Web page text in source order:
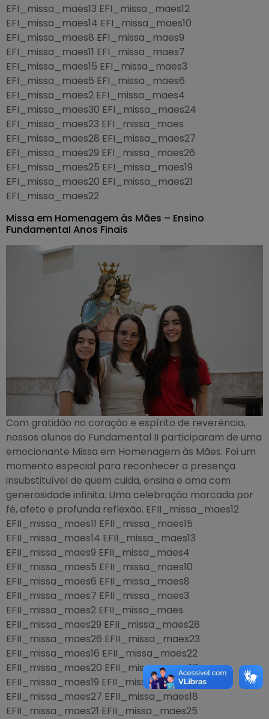
EFI_missa_maes13 EFI_missa_maes12
EFI_missa_maes14 EFI_missa_maes10
EFI_missa_maes8 EFI_missa_maes9
EFI_missa_maes11 EFI_missa_maes7
EFI_missa_maes15 EFI_missa_maes3
EFI_missa_maes5 EFI_missa_maes6
EFI_missa_maes2 EFI_missa_maes4
EFI_missa_maes30 EFI_missa_maes24
EFI_missa_maes23 EFI_missa_maes
EFI_missa_maes28 EFI_missa_maes27
EFI_missa_maes29 EFI_missa_maes26
EFI_missa_maes25 EFI_missa_maes19
EFI_missa_maes20 EFI_missa_maes21
EFI_missa_maes22
Missa em Homenagem às Mães – Ensino
Fundamental Anos Finais
Com gratidão no coração e espírito de reverência,
nossos alunos do Fundamental II participaram de uma
emocionante Missa em Homenagem às Mães. Foi um
momento especial para reconhecer a presença
insubstituível de quem cuida, ensina e ama com
generosidade infinita. Uma celebração marcada por
fé, afeto e profunda reflexão. EFII_missa_maes12
EFII_missa_maes11 EFII_missa_maes15
EFII_missa_maes14 EFII_missa_maes13
EFII_missa_maes9 EFII_missa_maes4
EFII_missa_maes5 EFII_missa_maes10
EFII_missa_maes6 EFII_missa_maes8
EFII_missa_maes7 EFII_missa_maes3
EFII_missa_maes2 EFII_missa_maes
EFII_missa_maes29 EFII_missa_maes28
EFII_missa_maes26 EFII_missa_maes23
EFII_missa_maes16 EFII_missa_maes22
EFII_missa_maes20 EFII_missa_maes17
EFII_missa_maes19 EFII_missa_maes24
EFII_missa_maes27 EFII_missa_maes18
EFII_missa_maes21 EFII_missa_maes25